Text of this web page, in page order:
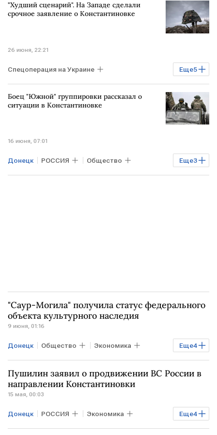
"Худший сценарий". На Западе сделали
срочное заявление о Константиновке
26 июня, 22:21
Еще5
Спецоперация на Украине
Константиновка ЗАПАД УКРАИНА
ВСУ ВС РФ
Боец "Южной" группировки рассказал о
ситуации в Константиновке
16 июня, 07:01
Еще3
Донецк РОССИЯ Общество
Константиновка ВСУ
"Саур-Могила" получила статус федерального
объекта культурного наследия
9 июня, 01:16
Еще4
Донецк Общество Экономика
РОССИЯ ЛНР Херсонская область
Владимир Путин
Пушилин заявил о продвижении ВС России в
направлении Константиновки
15 мая, 00:03
Еще4
Донецк РОССИЯ Экономика
Общество Константиновка РФ